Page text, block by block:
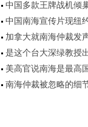
中国多款王牌战机倾
中国南海宣传片现纽
加拿大就南海仲裁发
是这个台大深绿教授
美高官说南海是最高
南海仲裁被忽略的细